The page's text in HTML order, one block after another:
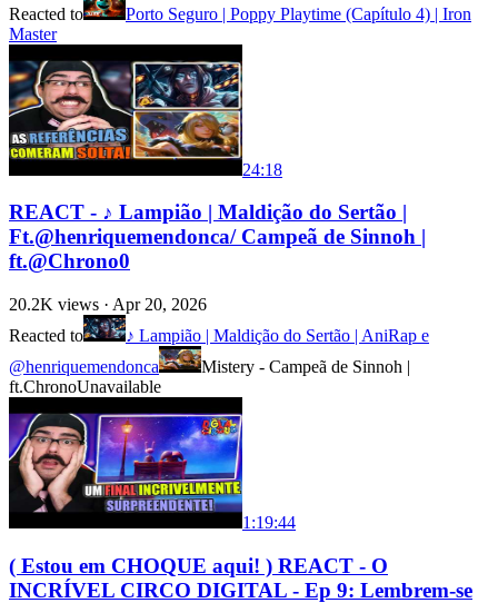
Reacted to
Porto Seguro | Poppy Playtime (Capítulo 4) | Iron
Master
24:18
REACT - ♪ Lampião | Maldição do Sertão |
‪Ft.@henriquemendonca/ Campeã de Sinnoh |
ft.@Chrono0
20.2K views · Apr 20, 2026
Reacted to
♪ Lampião | Maldição do Sertão | AniRap e
@henriquemendonca
Mistery - Campeã de Sinnoh |
ft.ChronoUnavailable
1:19:44
( Estou em CHOQUE aqui! ) REACT - O
INCRÍVEL CIRCO DIGITAL - Ep 9: Lembrem-se